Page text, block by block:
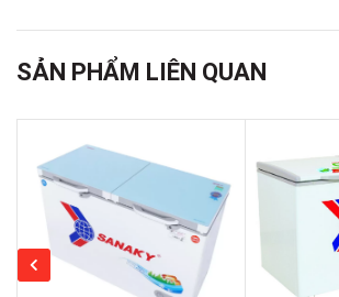
360 lít
Dung tích sử dụng:
270 lít - Ngăn đông 270 lít
Số cửa:
2 cửa
Số ngăn:
SẢN PHẨM LIÊN QUAN